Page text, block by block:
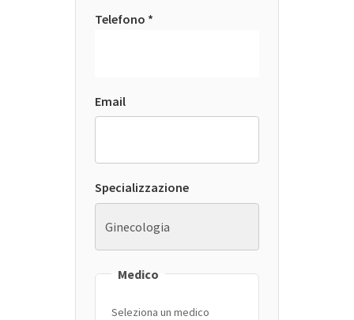
Telefono *
Email
Specializzazione
Medico
Seleziona un medico